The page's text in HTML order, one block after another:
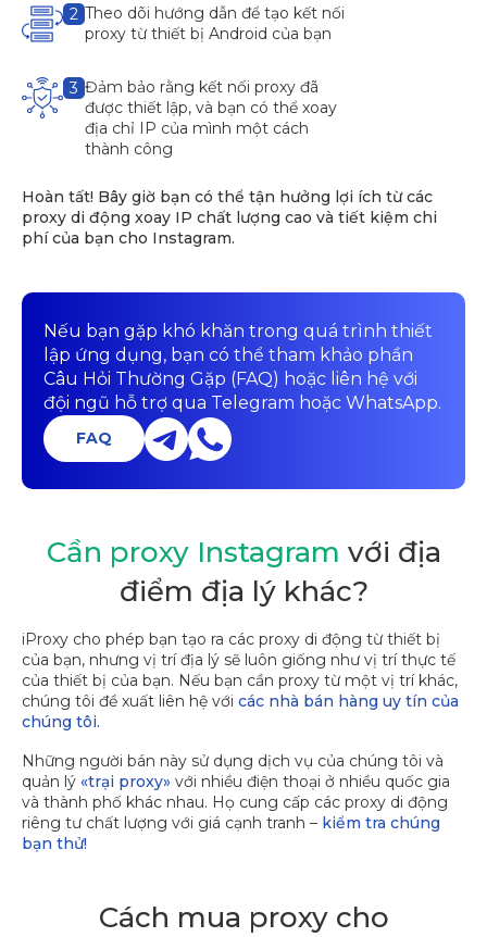
2 Theo dõi hướng dẫn để tạo kết nối
proxy từ thiết bị Android của bạn
3 Đảm bảo rằng kết nối proxy đã
được thiết lập, và bạn có thể xoay
địa chỉ IP của mình một cách
thành công
Hoàn tất! Bây giờ bạn có thể tận hưởng lợi ích từ các
proxy di động xoay IP chất lượng cao và tiết kiệm chi
phí của bạn cho Instagram.
Nếu bạn gặp khó khăn trong quá trình thiết
lập ứng dụng, bạn có thể tham khảo phần
Câu Hỏi Thường Gặp (FAQ) hoặc liên hệ với
đội ngũ hỗ trợ qua Telegram hoặc WhatsApp.
FAQ
Cần proxy Instagram với địa
điểm địa lý khác?
iProxy cho phép bạn tạo ra các proxy di động từ thiết bị
của bạn, nhưng vị trí địa lý sẽ luôn giống như vị trí thực tế
của thiết bị của bạn. Nếu bạn cần proxy từ một vị trí khác,
chúng tôi đề xuất liên hệ với các nhà bán hàng uy tín của
chúng tôi.
Những người bán này sử dụng dịch vụ của chúng tôi và
quản lý «trại proxy» với nhiều điện thoại ở nhiều quốc gia
và thành phố khác nhau. Họ cung cấp các proxy di động
riêng tư chất lượng với giá cạnh tranh – kiểm tra chúng
bạn thử!
Cách mua proxy cho